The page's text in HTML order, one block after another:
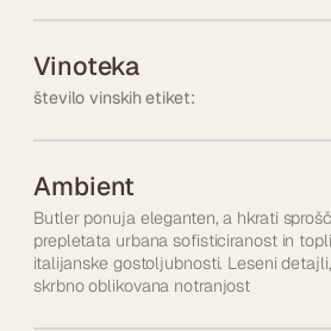
Vinoteka
število vinskih etiket:
Ambient
Butler ponuja eleganten, a hkrati
prepletata urbana sofisticiranost in
italijanske gostoljubnosti. Leseni
skrbno oblikovana notranjost